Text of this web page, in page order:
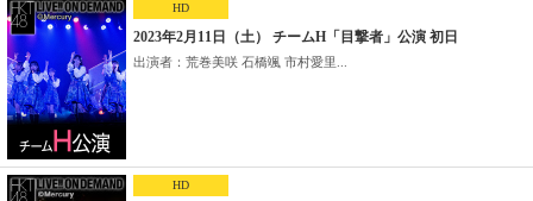
HD
2023年2月11日（土） チームH「目撃者」公演 初日
出演者：荒巻美咲 石橋颯 市村愛里...
HD